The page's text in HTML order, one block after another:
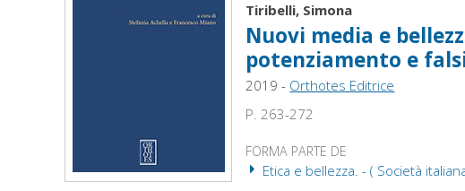
Tiribelli, Simona
Nuovi media e
potenziamento e
2019 - Orthotes Editrice
P. 263-272
FORMA PARTE DE
Etica e bellezza. - ( Società